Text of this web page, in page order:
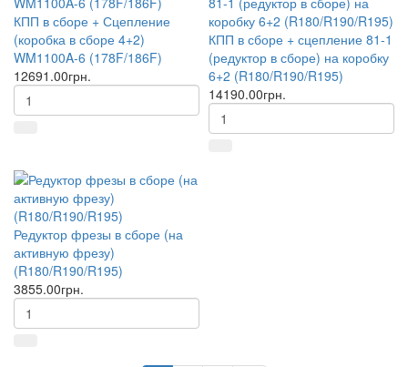
КПП в сборе + Сцепление
(коробка в сборе 4+2)
WM1100A-6 (178F/186F)
12691.00грн.
КПП в сборе + сцепление 81-1
(редуктор в сборе) на коробку
6+2 (R180/R190/R195)
14190.00грн.
Редуктор фрезы в сборе (на
активную фрезу)
(R180/R190/R195)
3855.00грн.